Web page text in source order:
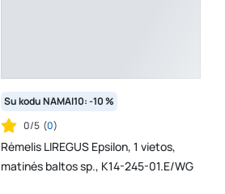
Su kodu NAMAI10: -10 %
0/5 (0)
Rėmelis LIREGUS Epsilon, 1 vietos,
matinės baltos sp., K14-245-01.E/WG